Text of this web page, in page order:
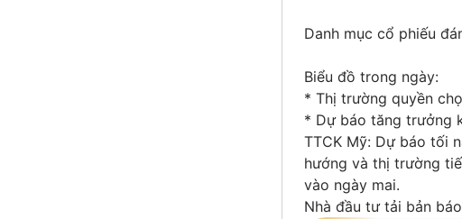
Danh mục cổ phiếu
Biểu đồ trong ngày:
* Thị trường quyền
* Dự báo tăng trưởng
TTCK Mỹ: Dự báo tối
hướng và thị trường
vào ngày mai.
Nhà đầu tư tải bản